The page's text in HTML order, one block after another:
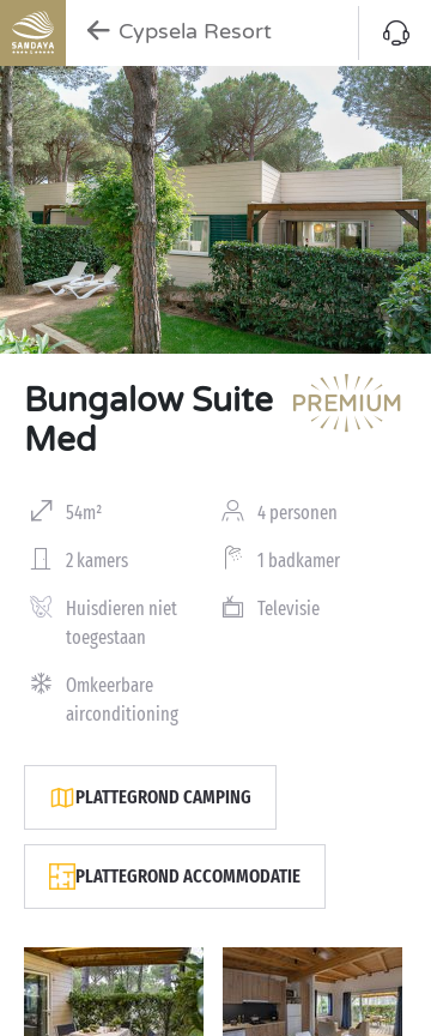
Cypsela Resort
Bungalow Suite
Med
54m² 4 personen
2 kamers 1 badkamer
Huisdieren niet
toegestaan
Televisie
Omkeerbare
airconditioning
PLATTEGROND CAMPING
PLATTEGROND ACCOMMODATIE